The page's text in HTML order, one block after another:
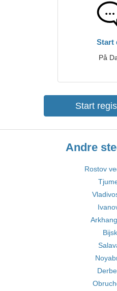
Start
På
Start
Andre
Rostov
Bijsk